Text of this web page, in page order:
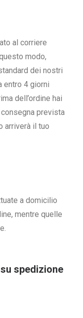
al corriere
modo,
dei nostri
entro 4 giorni
dell’ordine hai
prevista
arriverà il tuo
a domicilio
mentre quelle
spedizione